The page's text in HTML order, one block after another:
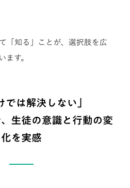
「知る」ことが、選択肢を広
ます。
では解決しない」
生徒の意識と行動の変
化を実感